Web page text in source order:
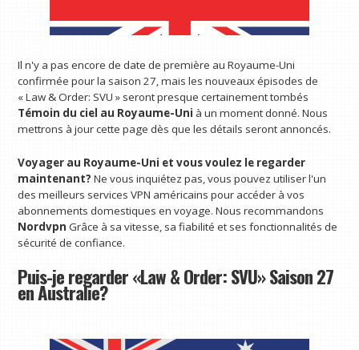
Il n'y a pas encore de date de première au Royaume-Uni
confirmée pour la saison 27, mais les nouveaux épisodes de
« Law & Order: SVU » seront presque certainement tombés
Témoin du ciel au Royaume-Uni à un moment donné. Nous
mettrons à jour cette page dès que les détails seront annoncés.
Voyager au Royaume-Uni et vous voulez le regarder
maintenant? Ne vous inquiétez pas, vous pouvez utiliser l'un
des meilleurs services VPN américains pour accéder à vos
abonnements domestiques en voyage. Nous recommandons
Nordvpn Grâce à sa vitesse, sa fiabilité et ses fonctionnalités de
sécurité de confiance.
Puis-je regarder «Law & Order: SVU» Saison 27
en Australie?